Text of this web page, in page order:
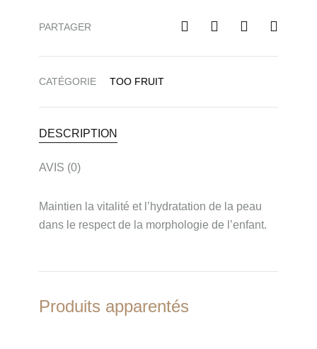
PARTAGER
CATÉGORIE TOO FRUIT
DESCRIPTION
AVIS (0)
Maintien la vitalité et l’hydratation de la peau
dans le respect de la morphologie de l’enfant.
Produits apparentés